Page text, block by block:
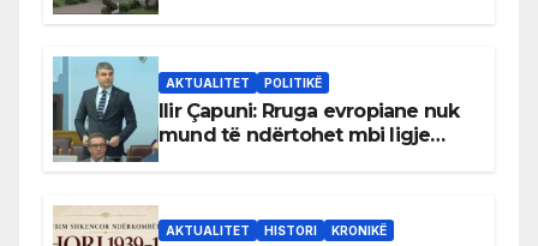
AKTUALITET POLITIKË
Ilir Çapuni: Rruga evropiane nuk
mund të ndërtohet mbi ligje
AKTUALITET HISTORI KRONIKË